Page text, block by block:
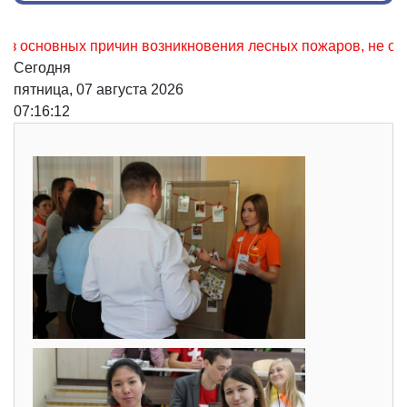
причин возникновения лесных пожаров, не
Сегодня
пятница, 07 августа 2026
07:16:13